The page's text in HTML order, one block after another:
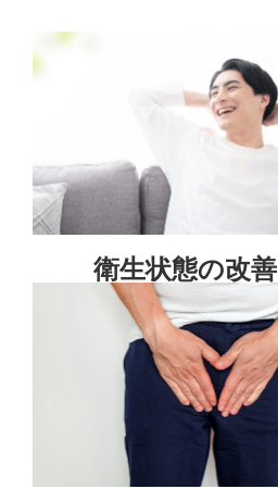
衛生状態の改善